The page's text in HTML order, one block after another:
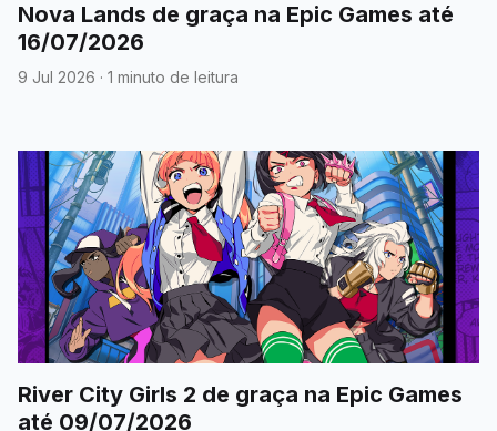
Nova Lands de graça na Epic Games até
16/07/2026
9 Jul 2026 · 1 minuto de leitura
River City Girls 2 de graça na Epic Games
até 09/07/2026